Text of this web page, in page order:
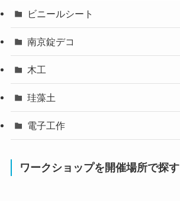
ビニールシート
南京錠デコ
木工
珪藻土
電子工作
ワークショップを開催場所で探す